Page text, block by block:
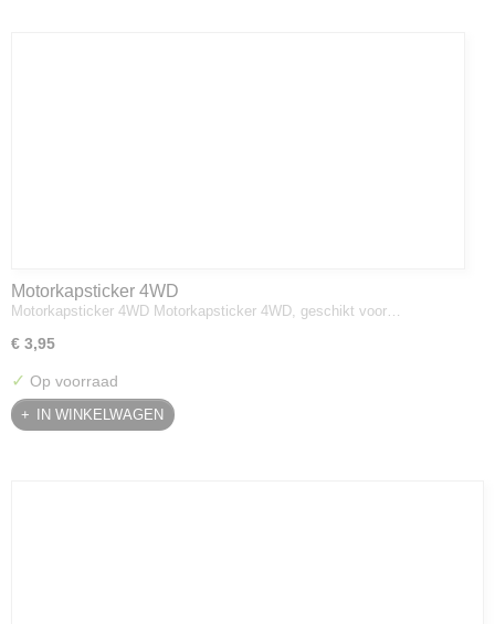
Motorkapsticker 4WD
Motorkapsticker 4WD Motorkapsticker 4WD, geschikt voor…
€ 3,95
✓ Op voorraad
IN WINKELWAGEN